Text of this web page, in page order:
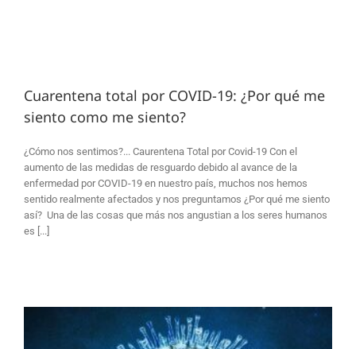
Cuarentena total por COVID-19: ¿Por qué me
siento como me siento?
¿Cómo nos sentimos?... Caurentena Total por Covid-19 Con el
aumento de las medidas de resguardo debido al avance de la
enfermedad por COVID-19 en nuestro país, muchos nos hemos
sentido realmente afectados y nos preguntamos ¿Por qué me siento
así? Una de las cosas que más nos angustian a los seres humanos
es [...]